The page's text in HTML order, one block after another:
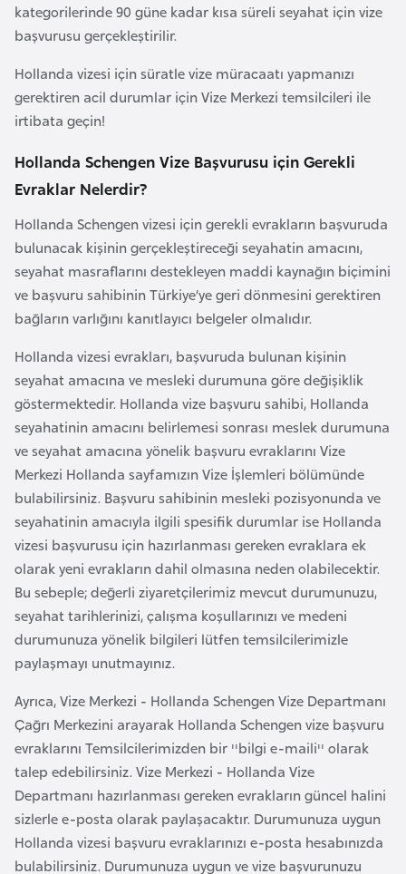
kategorilerinde 90 güne kadar kısa süreli seyahat için vize
başvurusu gerçekleştirilir.
Hollanda vizesi için süratle vize müracaatı yapmanızı
gerektiren acil durumlar için Vize Merkezi temsilcileri ile
irtibata geçin!
Hollanda Schengen Vize Başvurusu için Gerekli
Evraklar Nelerdir?
Hollanda Schengen vizesi için gerekli evrakların başvuruda
bulunacak kişinin gerçekleştireceği seyahatin amacını,
seyahat masraflarını destekleyen maddi kaynağın biçimini
ve başvuru sahibinin Türkiye’ye geri dönmesini gerektiren
bağların varlığını kanıtlayıcı belgeler olmalıdır.
Hollanda vizesi evrakları, başvuruda bulunan kişinin
seyahat amacına ve mesleki durumuna göre değişiklik
göstermektedir. Hollanda vize başvuru sahibi, Hollanda
seyahatinin amacını belirlemesi sonrası meslek durumuna
ve seyahat amacına yönelik başvuru evraklarını Vize
Merkezi Hollanda sayfamızın Vize İşlemleri bölümünde
bulabilirsiniz. Başvuru sahibinin mesleki pozisyonunda ve
seyahatinin amacıyla ilgili spesifik durumlar ise Hollanda
vizesi başvurusu için hazırlanması gereken evraklara ek
olarak yeni evrakların dahil olmasına neden olabilecektir.
Bu sebeple; değerli ziyaretçilerimiz mevcut durumunuzu,
seyahat tarihlerinizi, çalışma koşullarınızı ve medeni
durumunuza yönelik bilgileri lütfen temsilcilerimizle
paylaşmayı unutmayınız.
Ayrıca, Vize Merkezi - Hollanda Schengen Vize Departmanı
Çağrı Merkezini arayarak Hollanda Schengen vize başvuru
evraklarını Temsilcilerimizden bir ''bilgi e-maili'' olarak
talep edebilirsiniz. Vize Merkezi - Hollanda Vize
Departmanı hazırlanması gereken evrakların güncel halini
sizlerle e-posta olarak paylaşacaktır. Durumunuza uygun
Hollanda vizesi başvuru evraklarınızı e-posta hesabınızda
bulabilirsiniz. Durumunuza uygun ve vize başvurunuzu
B
l
ç
i
a
B
e
n
i
n
B
o
s
n
a
H
e
r
s
e
k
B
l
g
a
r
i
s
t